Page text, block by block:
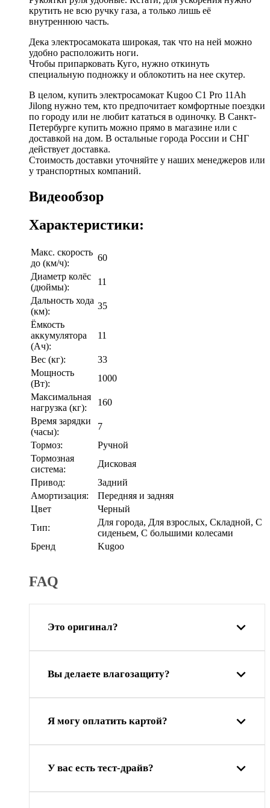
крутить не всю ручку газа, а только лишь её
внутреннюю часть.
Дека электросамоката широкая, так что на ней можно
удобно расположить ноги.
Чтобы припарковать Куго, нужно откинуть
специальную подножку и облокотить на нее скутер.
В целом, купить электросамокат Kugoo C1 Pro 11Ah
Jilong нужно тем, кто предпочитает комфортные поездки
по городу или не любит кататься в одиночку. В Санкт-
Петербурге купить можно прямо в магазине или с
доставкой на дом. В остальные города России и СНГ
действует доставка.
Стоимость доставки уточняйте у наших менеджеров или
у транспортных компаний.
Видеообзор
Характеристики:
Макс. скорость
до (км/ч):
60
Диаметр колёс
(дюймы):
11
Дальность хода
(км):
35
Ёмкость
аккумулятора
(Ач):
11
Вес (кг):
33
Мощность
(Вт):
1000
Максимальная
нагрузка (кг):
160
Время зарядки
(часы):
7
Тормоз:
Ручной
Тормозная
система:
Дисковая
Привод:
Задний
Амортизация:
Передняя и задняя
Цвет
Черный
Тип:
Для города, Для взрослых, Складной, С
сиденьем, С большими колесами
Бренд
Kugoo
FAQ
Это оригинал?
Вы делаете влагозащиту?
Я могу оплатить картой?
У вас есть тест-драйв?